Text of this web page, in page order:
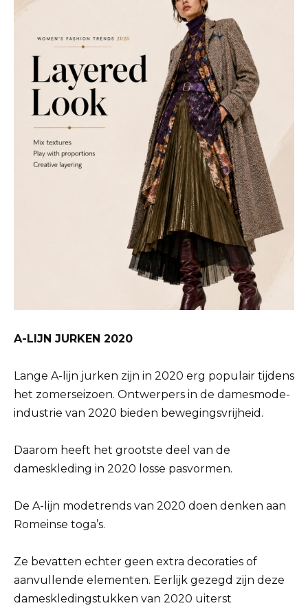
A-LIJN JURKEN 2020
Lange A-lijn jurken zijn in 2020 erg populair tijdens
het zomerseizoen. Ontwerpers in de damesmode-
industrie van 2020 bieden bewegingsvrijheid.
Daarom heeft het grootste deel van de
dameskleding in 2020 losse pasvormen.
De A-lijn modetrends van 2020 doen denken aan
Romeinse toga’s.
Ze bevatten echter geen extra decoraties of
aanvullende elementen. Eerlijk gezegd zijn deze
dameskledingstukken van 2020 uiterst